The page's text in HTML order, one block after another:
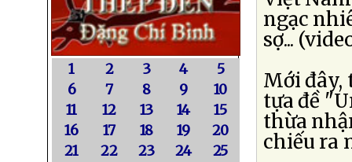
1 2 3 4
5
6
7 8 9
10
11
12 13 14
15
16
17 18 19
20
21
22 23 24
25
ngạc
sợ...
Mới đây,
tựa đề
thừa
chiếu ra